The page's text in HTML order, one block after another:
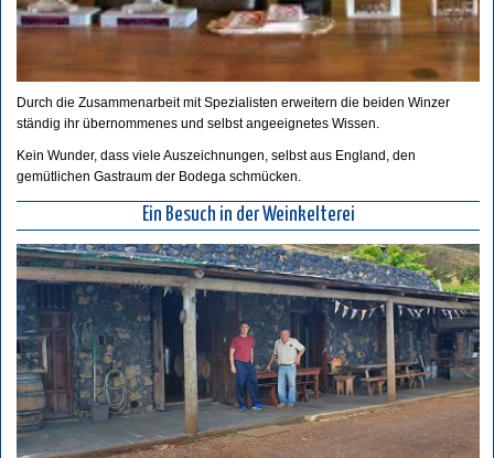
Durch die Zusammenarbeit mit Spezialisten erweitern die beiden Winzer
ständig ihr übernommenes und selbst angeeignetes Wissen.
Kein Wunder, dass viele Auszeichnungen, selbst aus England, den
gemütlichen Gastraum der Bodega schmücken.
Ein Besuch in der Weinkelterei